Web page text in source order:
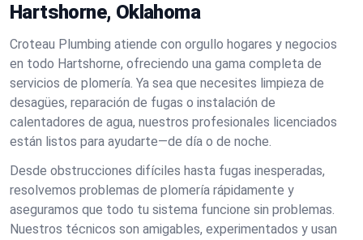
Hartshorne, Oklahoma
Croteau Plumbing atiende con orgullo hogares y negocios
en todo Hartshorne, ofreciendo una gama completa de
servicios de plomería. Ya sea que necesites limpieza de
desagües, reparación de fugas o instalación de
calentadores de agua, nuestros profesionales licenciados
están listos para ayudarte—de día o de noche.
Desde obstrucciones difíciles hasta fugas inesperadas,
resolvemos problemas de plomería rápidamente y
aseguramos que todo tu sistema funcione sin problemas.
Nuestros técnicos son amigables, experimentados y usan